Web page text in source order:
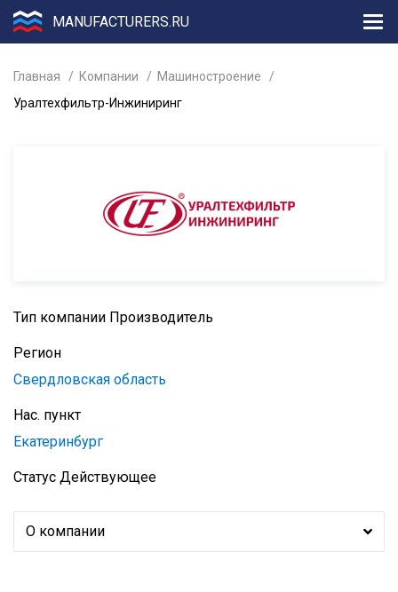
MANUFACTURERS.RU
Главная Компании
Машиностроение
Уралтехфильтр-Инжиниринг
Тип компании Производитель
Регион
Свердловская область
Нас. пункт
Екатеринбург
Статус Действующее
О компании